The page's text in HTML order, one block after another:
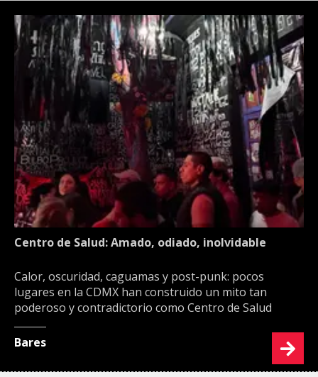
Centro de Salud: Amado, odiado, inolvidable
Calor, oscuridad, caguamas y post-punk: pocos
lugares en la CDMX han construido un mito tan
poderoso y contradictorio como Centro de Salud
Bares